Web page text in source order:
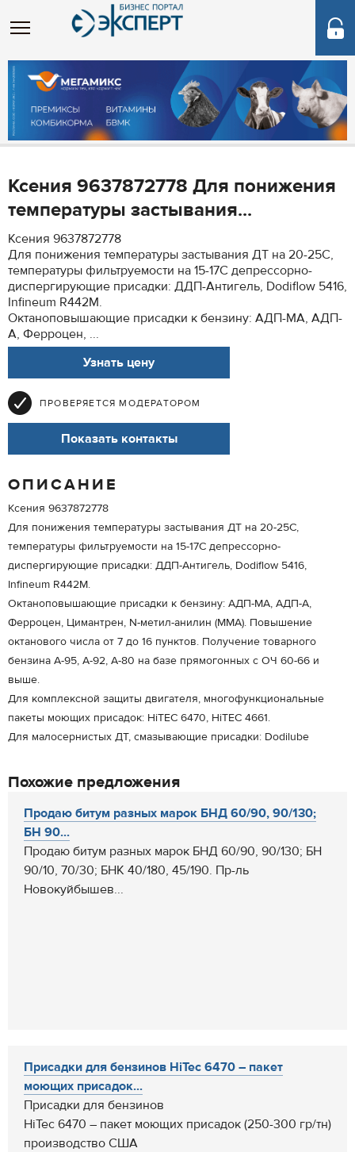
Ксения 9637872778 Для понижения
температуры застывания...
Ксения 9637872778
Для понижения температуры застывания ДТ на 20-25С,
температуры фильтруемости на 15-17С депрессорно-
диспергирующие присадки: ДДП-Антигель, Dodiflow 5416,
Infineum R442M.
Октаноповышающие присадки к бензину: АДП-МА, АДП-
А, Ферроцен, ...
Узнать цену
ПРОВЕРЯЕТСЯ МОДЕРАТОРОМ
Показать контакты
ОПИСАНИЕ
Ксения 9637872778
Для понижения температуры застывания ДТ на 20-25С,
температуры фильтруемости на 15-17С депрессорно-
диспергирующие присадки: ДДП-Антигель, Dodiflow 5416,
Infineum R442M.
Октаноповышающие присадки к бензину: АДП-МА, АДП-А,
Ферроцен, Цимантрен, N-метил-анилин (ММА). Повышение
октанового числа от 7 до 16 пунктов. Получение товарного
бензина А-95, А-92, А-80 на базе прямогонных с ОЧ 60-66 и
выше.
Для комплексной защиты двигателя, многофункциональные
пакеты моющих присадок: HiTEC 6470, HiTEC 4661.
Для малосернистых ДТ, смазывающие присадки: Dodilube
Похожие предложения
Продаю битум разных марок БНД 60/90, 90/130;
БН 90...
Продаю битум разных марок БНД 60/90, 90/130; БН
90/10, 70/30; БНК 40/180, 45/190. Пр-ль
Новокуйбышев...
Присадки для бензинов HiTec 6470 – пакет
моющих присадок...
Присадки для бензинов
HiTec 6470 – пакет моющих присадок (250-300 гр/тн)
производство США